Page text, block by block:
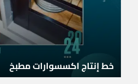
خط إنتاج اكسسوارات مطبخ